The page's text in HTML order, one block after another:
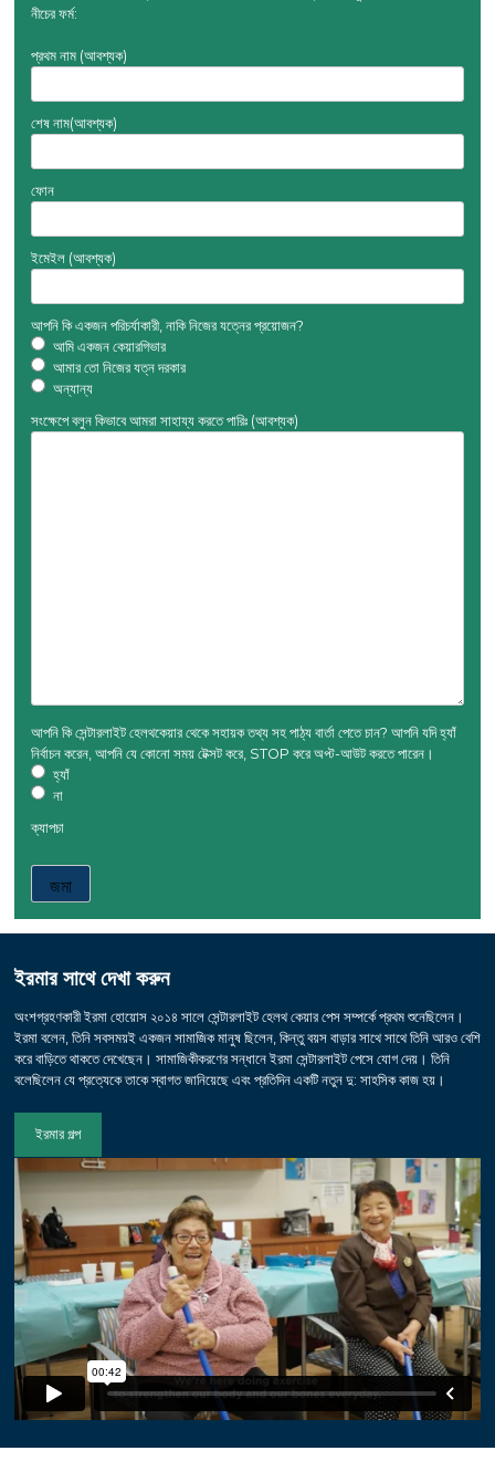
নীচের ফর্ম:
প্রথম নাম (আবশ্যক)
শেষ নাম(আবশ্যক)
ফোন
ইমেইল (আবশ্যক)
আপনি কি একজন পরিচর্যাকারী, নাকি নিজের যত্নের প্রয়োজন?
আমি একজন কেয়ারগিভার
আমার তো নিজের যত্ন দরকার
অন্যান্য
সংক্ষেপে বলুন কিভাবে আমরা সাহায্য করতে পারিঃ (আবশ্যক)
আপনি কি সেন্টারলাইট হেলথকেয়ার থেকে সহায়ক তথ্য সহ পাঠ্য বার্তা পেতে চান? আপনি যদি হ্যাঁ
নির্বাচন করেন, আপনি যে কোনো সময় টেক্সট করে, STOP করে অপ্ট-আউট করতে পারেন।
হ্যাঁ
না
ক্যাপচা
ইরমার সাথে দেখা করুন
অংশগ্রহণকারী ইরমা হোয়োস ২০১৪ সালে সেন্টারলাইট হেলথ কেয়ার পেস সম্পর্কে প্রথম শুনেছিলেন।
ইরমা বলেন, তিনি সবসময়ই একজন সামাজিক মানুষ ছিলেন, কিন্তু বয়স বাড়ার সাথে সাথে তিনি আরও বেশি
করে বাড়িতে থাকতে দেখেছেন। সামাজিকীকরণের সন্ধানে ইরমা সেন্টারলাইট পেসে যোগ দেয়। তিনি
বলেছিলেন যে প্রত্যেকে তাকে স্বাগত জানিয়েছে এবং প্রতিদিন একটি নতুন দু: সাহসিক কাজ হয়।
ইরমার গল্প